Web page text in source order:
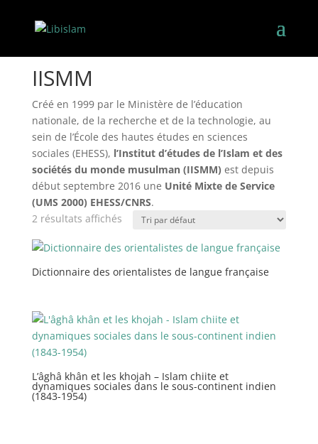
IISMM
Créé en 1999 par le Ministère de l’éducation
nationale, de la recherche et de la technologie, au
sein de l’École des hautes études en sciences
sociales (EHESS), l’Institut d’études de l’Islam et des
sociétés du monde musulman (IISMM) est depuis
début septembre 2016 une Unité Mixte de Service
(UMS 2000) EHESS/CNRS.
2 résultats affichés
Dictionnaire des orientalistes de langue française
L’âghâ khân et les khojah – Islam chiite et
dynamiques sociales dans le sous-continent indien
(1843-1954)